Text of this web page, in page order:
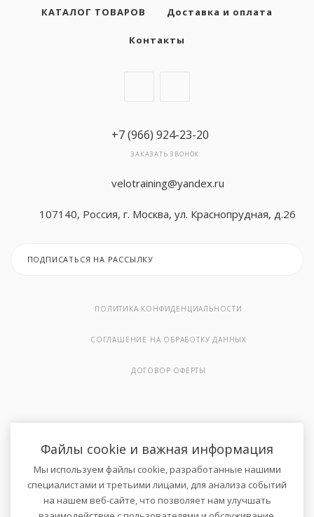
КАТАЛОГ ТОВАРОВ Доставка и оплата
Контакты
+7 (966) 924-23-20
ЗАКАЗАТЬ ЗВОНОК
velotraining@yandex.ru
107140, Россия, г. Москва, ул. Краснопрудная, д.26
ПОДПИСАТЬСЯ НА РАССЫЛКУ
ПОЛИТИКА КОНФИДЕНЦИАЛЬНОСТИ
СОГЛАШЕНИЕ НА ОБРАБОТКУ ДАННЫХ
ДОГОВОР ОФЕРТЫ
2026 © Онлайн-магазин велосипедов и спортивных товаров .
Все права защищены.
Файлы cookie и важная информация
Мы используем файлы cookie, разработанные нашими
специалистами и третьими лицами, для анализа событий
на нашем веб-сайте, что позволяет нам улучшать